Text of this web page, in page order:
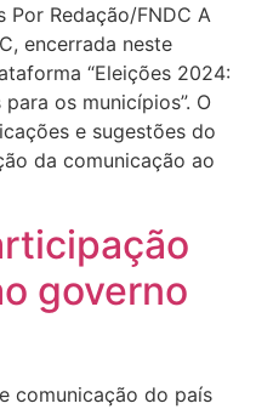
Por Redação/FNDC A
encerrada neste
“Eleições 2024:
os municípios”. O
e sugestões do
da comunicação ao
governo
comunicação do país